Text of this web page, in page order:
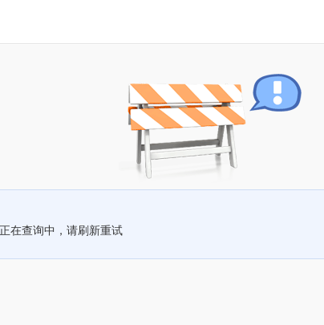
正在查询中，请刷新重试